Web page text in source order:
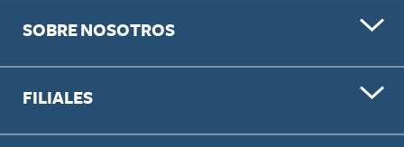
SOBRE NOSOTROS
FILIALES